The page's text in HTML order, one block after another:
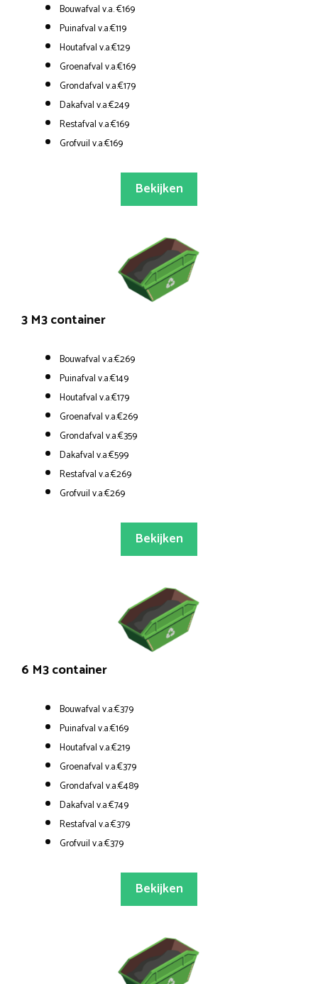
Bouwafval v.a. €169
Puinafval v.a.€119
Houtafval v.a.€129
Groenafval v.a.€169
Grondafval v.a.€179
Dakafval v.a.€249
Restafval v.a.€169
Grofvuil v.a.€169
Bekijken
3 M3 container
Bouwafval v.a.€269
Puinafval v.a.€149
Houtafval v.a.€179
Groenafval v.a.€269
Grondafval v.a.€359
Dakafval v.a.€599
Restafval v.a.€269
Grofvuil v.a.€269
Bekijken
6 M3 container
Bouwafval v.a.€379
Puinafval v.a.€169
Houtafval v.a.€219
Groenafval v.a.€379
Grondafval v.a.€489
Dakafval v.a.€749
Restafval v.a.€379
Grofvuil v.a.€379
Bekijken